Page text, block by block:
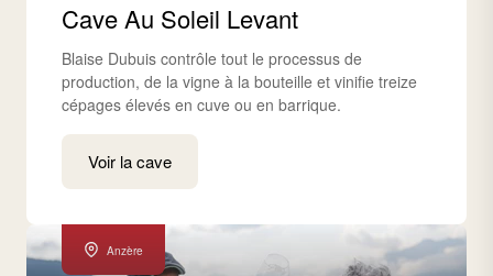
Cave Au Soleil Levant
Blaise Dubuis contrôle tout le processus de
production, de la vigne à la bouteille et vinifie treize
cépages élevés en cuve ou en barrique.
Voir la cave
Anzère